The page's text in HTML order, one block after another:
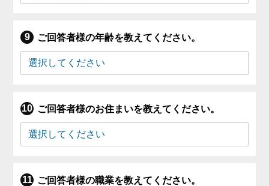
ご回答者様の年齢を教えてください。
ご回答者様のお住まいを教えてください。
ご回答者様の職業を教えてください。